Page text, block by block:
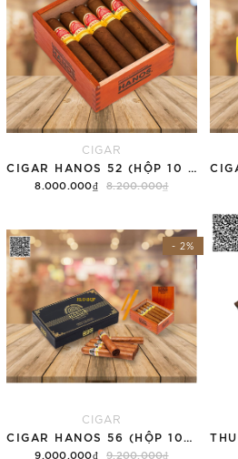
CIGAR
8.000.000₫ 8.200.000₫
- 2%
CIGAR
9.000.000₫ 9.200.000₫